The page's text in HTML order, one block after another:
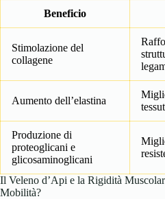
Beneficio
Stimolazione del
collagene
Aumento dell’elastina
Produzione di
proteoglicani e
glicosaminoglicani
Il Veleno d’Api e la Rigidità
Mobilità?